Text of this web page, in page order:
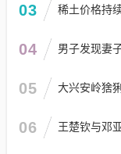
03 稀土价格持
04 男子发现妻
05 大兴安岭猞
06 王楚钦与邓